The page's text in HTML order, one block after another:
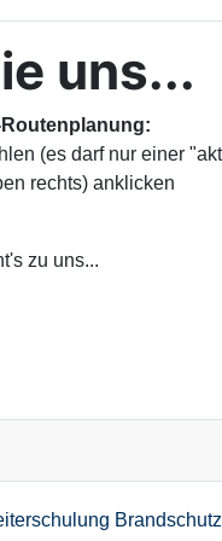
uns...
(es darf nur einer
rechts) anklicken
zu uns...
Look und mehr Service
Brandschutz